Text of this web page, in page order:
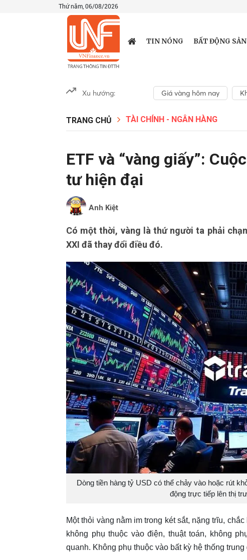
Thứ năm, 06/08/2026
TIN NÓNG BẤT ĐỘNG SẢN
Xu hướng: Giá vàng hôm nay
TRANG CHỦ TÀI CHÍNH - NGÂN HÀNG
ETF và “vàng giấy”:
tư hiện đại
Anh Kiệt
Có một thời, vàng là thứ người ta phải
XXI đã thay đổi điều đó.
Dòng tiền hàng tỷ USD có thể chảy vào hoặc rút
động trực tiếp lên thị
Một thỏi vàng nằm im trong két sắt, nặng trĩu,
không phụ thuộc vào điện, thuật toán, không
quanh. Không phụ thuộc vào bất kỳ hệ thống